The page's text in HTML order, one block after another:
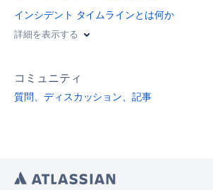
インシデント タイムラインとは何か
詳細を表示する
コミュニティ
質問、ディスカッション、記事